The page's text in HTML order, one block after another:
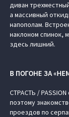
диван
а массивный
напополам.
наклоном спинок,
здесь лишний.
В ПОГОНЕ ЗА
СТРАСТЬ /
поэтому
проездов по